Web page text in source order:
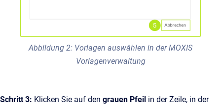
Abbildung 2: Vorlagen auswählen in der MOXIS
Vorlagenverwaltung
Schritt 3: Klicken Sie auf den grauen Pfeil in der Zeile, in der